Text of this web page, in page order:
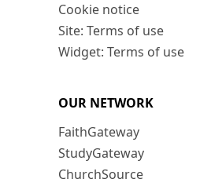
Cookie notice
Site: Terms of use
Widget: Terms of use
OUR NETWORK
FaithGateway
StudyGateway
ChurchSource